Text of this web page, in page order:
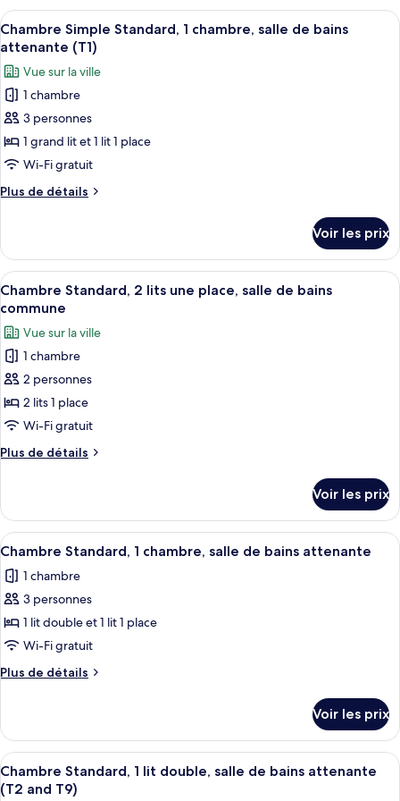
lit
double,
salle
de
bains
attenante
(T6)
type
de
chambre
Standard,
lit
double,
salle
bains
attenante
(T6)
Afficher
toutes
les
photos
pour
ce
type
de
chambre :
Chambre
Standard,
chambre,
salle
de
bains
attenante
(T1)
Une chambre d’hôtel avec un
1
Chambre Simple Standard, 1 chambre, salle de bains
attenante (T1)
Vue sur la ville
1 chambre
3 personnes
1 grand lit et 1 lit 1 place
Wi-Fi gratuit
Plus de détails
Plus
le
type
de
chambre
Simple
Standard,
chambre,
salle
bains
attenante
(T1)
Voir les prix
Afficher
toutes
les
photos
pour
ce
type
de
chambre :
Chambre
2
lits
une
place,
salle
de
bains
commune
Une chambre moderne avec un
1
Chambre Standard, 2 lits une place, salle de bains
commune
Vue sur la ville
1 chambre
2 personnes
2 lits 1 place
Wi-Fi gratuit
Plus de détails
Plus
le
type
de
Chambre
Standard,
lits
une
salle
Voir les prix
Afficher
toutes
les
photos
pour
ce
type
de
Chambre
Standard,
1
chambre,
Une salle de bain moderne avec
2
Chambre Standard, 1 chambre, salle de bains attenante
1 chambre
3 personnes
1 lit double et 1 lit 1 place
Wi-Fi gratuit
Plus de détails
Plus
le
type
de
chambre
Voir les prix
Afficher
toutes
Une chambre d’hôtel avec un lit, un
1
Chambre Standard, 1 lit double, salle de bains attenante
(T2 and T9)